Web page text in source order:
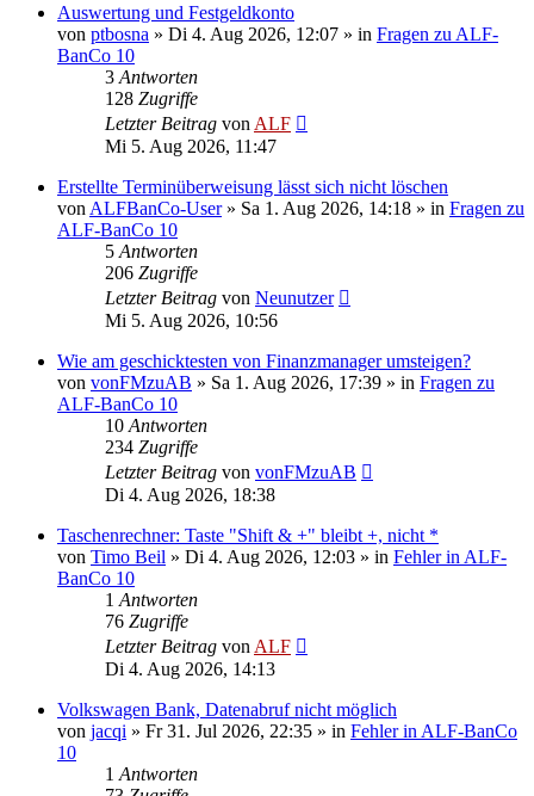
Auswertung und Festgeldkonto
von ptbosna » Di 4. Aug 2026, 12:07 » in Fragen zu ALF-
BanCo 10
3 Antworten
128 Zugriffe
Letzter Beitrag von ALF
Mi 5. Aug 2026, 11:47
Erstellte Terminüberweisung lässt sich nicht löschen
von ALFBanCo-User» Sa 1. Aug 2026, 14:18 » in Fragen zu
ALF-BanCo 10
5 Antworten
206 Zugriffe
Letzter Beitrag von Neunutzer
Mi 5. Aug 2026, 10:56
Wie am geschicktesten von Finanzmanager umsteigen?
von vonFMzuAB » Sa 1. Aug 2026, 17:39 » in Fragen zu
ALF-BanCo 10
10 Antworten
234 Zugriffe
Letzter Beitrag von vonFMzuAB
Di 4. Aug 2026, 18:38
Taschenrechner: Taste "Shift & +" bleibt +, nicht *
von Timo Beil » Di 4. Aug 2026, 12:03 » in Fehler in ALF-
BanCo 10
1 Antworten
76 Zugriffe
Letzter Beitrag von ALF
Di 4. Aug 2026, 14:13
Volkswagen Bank, Datenabruf nicht möglich
von jacqi » Fr 31. Jul 2026, 22:35 » in Fehler in ALF-BanCo
10
1 Antworten